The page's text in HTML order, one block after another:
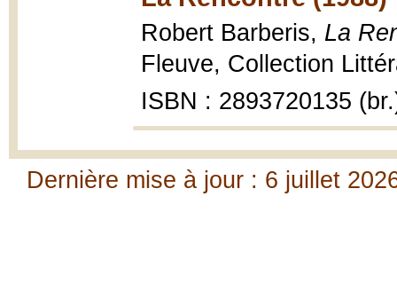
Robert Barberis, La
Fleuve, Collection
ISBN : 2893720135
Dernière mise à jour : 6 juillet